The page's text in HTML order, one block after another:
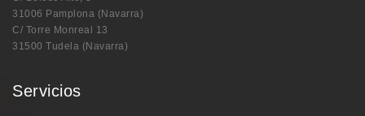
31006 Pamplona (Navarra)
C/ Torre Monreal 13
31500 Tudela (Navarra)
Servicios